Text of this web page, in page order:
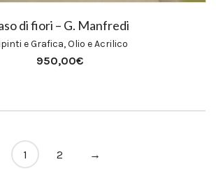
di fiori – G. Manfredi
e Grafica,Olio e Acrilico
950,00€
1 2 →